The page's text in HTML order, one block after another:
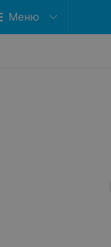
Меню